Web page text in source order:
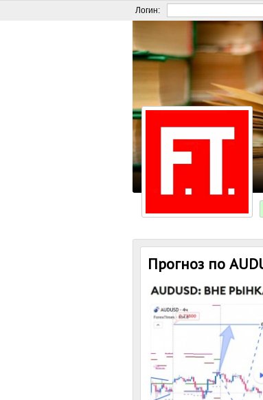
Логин:
Прогноз по